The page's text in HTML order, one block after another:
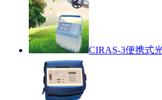
CIRAS-3便携式